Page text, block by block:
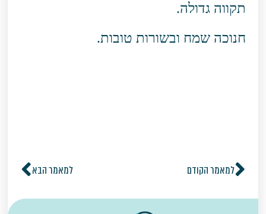
תקווה גדולה.
חנוכה שמח ובשורות טובות.
למאמר הקודם למאמר הבא